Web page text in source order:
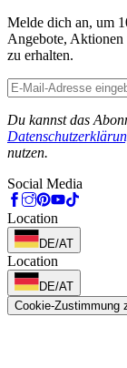
Melde dich an, um
Angebote, Aktionen
zu erhalten.
Du kannst das
nutzen.
Social Media
Location
DE/AT
Location
DE/AT
Cookie-Zustimmung